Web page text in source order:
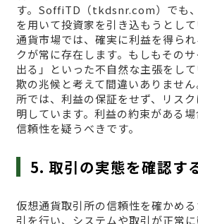
す。SoffiTD（tkdsnr.com）でも
を用いて投資家を引き込もうとし
通貨市場では、確実に利益を得ら
クが常に存在します。もしもその
出る」といった不自然な主張をし
欺の兆候と考えて間違いありませ
所では、利益の保証をせず、リス
明しています。利益の約束がある
信頼性を疑うべきです。
5. 取引の実態を確認す
仮想通貨取引所の信頼性を確かめ
引を行い、システムや取引が正常